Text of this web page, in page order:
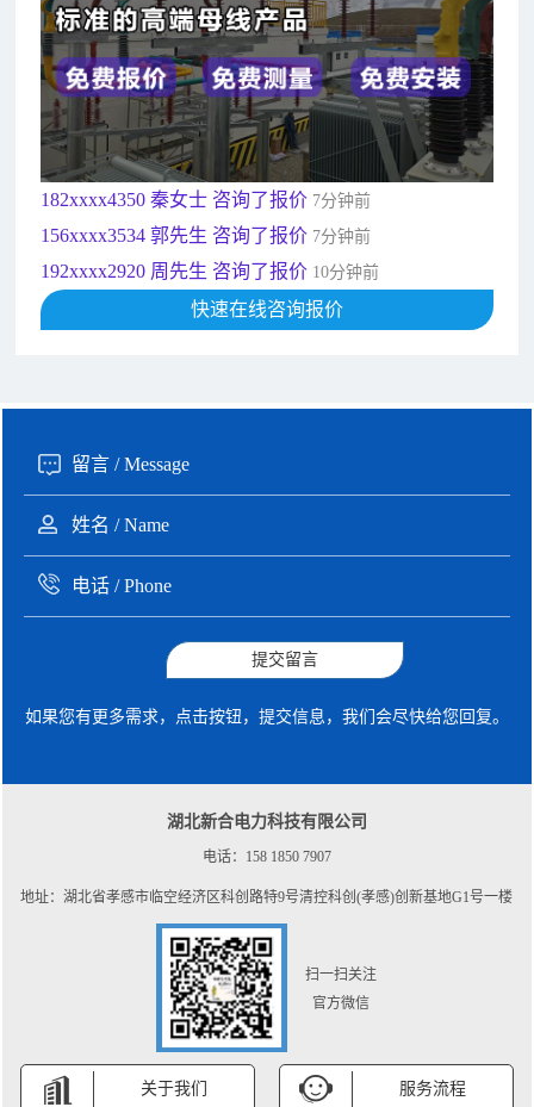
192xxxx2920 周先生 咨询了报价10分钟前
189xxxx6562 王先生 咨询了报价1秒前
190xxxx3508 徐女士 咨询了报价5秒前
135xxxx6654 张先生 咨询了报价
181xxxx7531 苟先生 咨询了报价5分钟前
182xxxx4350 秦女士 咨询了报价 7分钟前
156xxxx3534 郭先生 咨询了报价 7分钟前
192xxxx2920 周先生 咨询了报价 10分钟前
189xxxx6562 王先生 咨询了报价1秒前
快速在线咨询报价
提交留言
如果您有更多需求，点击按钮，提交信息，我们会尽快给您回复。
湖北新合电力科技有限公司
电话：158 1850 7907
地址：湖北省孝感市临空经济区科创路特9号清控科创(孝感)创新基地G1号一楼
扫一扫关注
官方微信
关于我们 服务流程